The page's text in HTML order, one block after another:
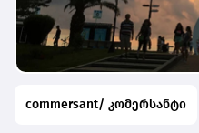
commersant/ კომერსანტი